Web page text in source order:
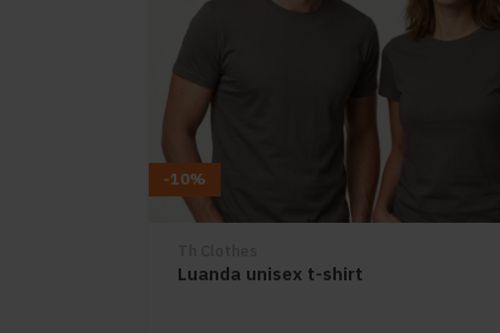
-10%
Luanda unisex t-shirt